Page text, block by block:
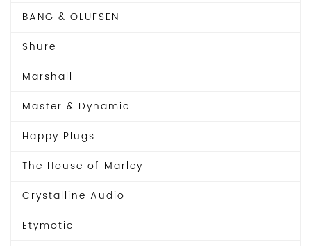
BANG & OLUFSEN
Shure
Marshall
Master & Dynamic
Happy Plugs
The House of Marley
Crystalline Audio
Etymotic